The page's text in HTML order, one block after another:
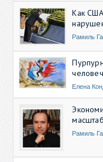
Как США
Рамиль
Елена
Рамиль